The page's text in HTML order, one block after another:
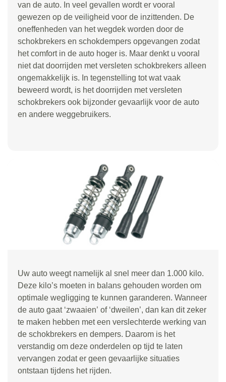
van de auto. In veel gevallen wordt er vooral
gewezen op de veiligheid voor de inzittenden. De
oneffenheden van het wegdek worden door de
schokbrekers en schokdempers opgevangen zodat
het comfort in de auto hoger is. Maar denkt u vooral
niet dat doorrijden met versleten schokbrekers alleen
ongemakkelijk is. In tegenstelling tot wat vaak
beweerd wordt, is het doorrijden met versleten
schokbrekers ook bijzonder gevaarlijk voor de auto
en andere weggebruikers.
Uw auto weegt namelijk al snel meer dan 1.000 kilo.
Deze kilo’s moeten in balans gehouden worden om
optimale wegligging te kunnen garanderen. Wanneer
de auto gaat ‘zwaaien’ of ‘dweilen’, dan kan dit zeker
te maken hebben met een verslechterde werking van
de schokbrekers en dempers. Daarom is het
verstandig om deze onderdelen op tijd te laten
vervangen zodat er geen gevaarlijke situaties
ontstaan tijdens het rijden.